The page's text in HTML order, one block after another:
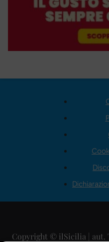
Copyright © ilSicilia | aut.